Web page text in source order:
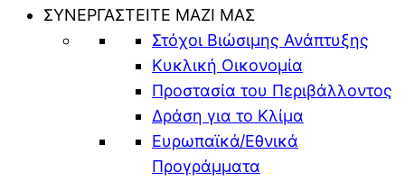
ΣΥΝΕΡΓΑΣΤΕΙΤΕ ΜΑΖΙ ΜΑΣ
Στόχοι Βιώσιμης Ανάπτυξης
Κυκλική Οικονομία
Προστασία του Περιβάλλοντος
Δράση για το Κλίμα
Ευρωπαϊκά/Εθνικά
Προγράμματα